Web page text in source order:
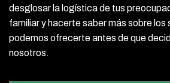
desglosar la logística de tus
familiar y hacerte saber más sobre los
podemos ofrecerte antes de que
nosotros.